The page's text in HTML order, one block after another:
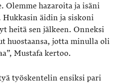
hazaroita ja isäni
äidin ja siskoni
heitä sen jälkeen. Onneksi
huostaansa, jotta minulla oli
Mustafa kertoo.
työskentelin ensiksi pari